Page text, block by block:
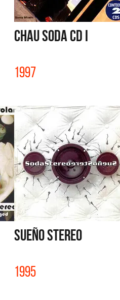
CHAU SODA CD I
1997
SUEÑO STEREO
1995